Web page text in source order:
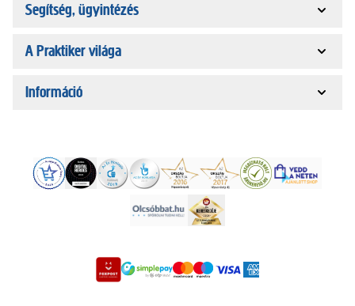
Segítség, ügyintézés
A Praktiker világa
Információ